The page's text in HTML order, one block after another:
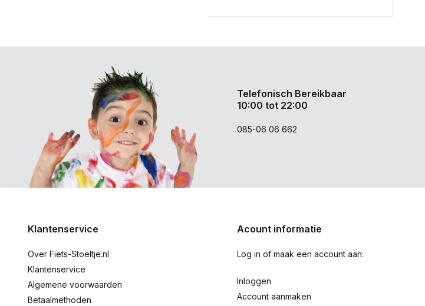
Telefonisch Bereikbaar
10:00 tot 22:00
085-06 06 662
Klantenservice
Over Fiets-Stoeltje.nl
Klantenservice
Algemene voorwaarden
Betaalmethoden
Acount informatie
Log in of maak een account aan:
Inloggen
Account aanmaken